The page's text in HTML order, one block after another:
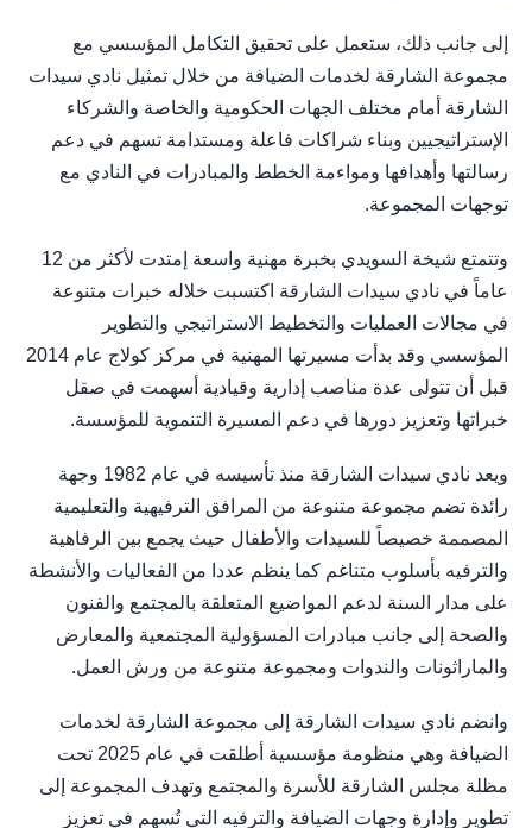
إلى جانب ذلك، ستعمل على تحقيق التكامل المؤسسي مع
مجموعة الشارقة لخدمات الضيافة من خلال تمثيل نادي سيدات
الشارقة أمام مختلف الجهات الحكومية والخاصة والشركاء
الإستراتيجيين وبناء شراكات فاعلة ومستدامة تسهم في دعم
رسالتها وأهدافها ومواءمة الخطط والمبادرات في النادي مع
توجهات المجموعة.
وتتمتع شيخة السويدي بخبرة مهنية واسعة إمتدت لأكثر من 12
عاماً في نادي سيدات الشارقة اكتسبت خلاله خبرات متنوعة
في مجالات العمليات والتخطيط الاستراتيجي والتطوير
المؤسسي وقد بدأت مسيرتها المهنية في مركز كولاج عام 2014
قبل أن تتولى عدة مناصب إدارية وقيادية أسهمت في صقل
خبراتها وتعزيز دورها في دعم المسيرة التنموية للمؤسسة.
ويعد نادي سيدات الشارقة منذ تأسيسه في عام 1982 وجهة
رائدة تضم مجموعة متنوعة من المرافق الترفيهية والتعليمية
المصممة خصيصاً للسيدات والأطفال حيث يجمع بين الرفاهية
والترفيه بأسلوب متناغم كما ينظم عددا من الفعاليات والأنشطة
على مدار السنة لدعم المواضيع المتعلقة بالمجتمع والفنون
والصحة إلى جانب مبادرات المسؤولية المجتمعية والمعارض
والماراثونات والندوات ومجموعة متنوعة من ورش العمل.
وانضم نادي سيدات الشارقة إلى مجموعة الشارقة لخدمات
الضيافة وهي منظومة مؤسسية أطلقت في عام 2025 تحت
مظلة مجلس الشارقة للأسرة والمجتمع وتهدف المجموعة إلى
تطوير وإدارة وجهات الضيافة والترفيه التي تُسهم في تعزيز